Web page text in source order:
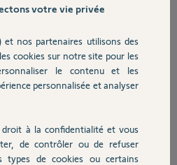
réussi à ajouter les autres éléments du
je appuyer sur le bouton rouge du
« ajouter » ?
?
fil de discussion
votre vie privée
et nos partenaires utilisons des
cookies sur notre site pour les
le contenu et les
personnalisée et analyser
à la confidentialité et vous
de contrôler ou de refuser
types de cookies ou certains